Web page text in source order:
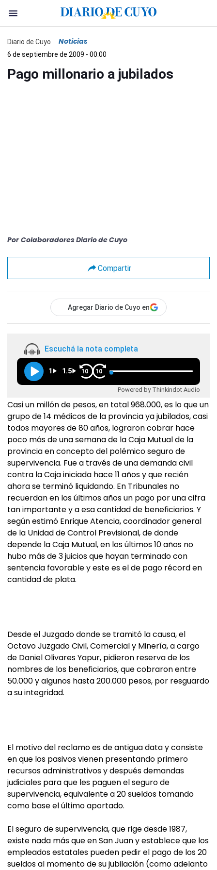
Diario de Cuyo Noticias
6 de septiembre de 2009 - 00:00
Pago millonario a jubilados
Por Colaboradores Diario de Cuyo
Compartir
Agregar Diario de Cuyo en
Escuchá la nota completa
1 1.5 10 10
Powered by Thinkindot Audio
Casi un millón de pesos, en total 968.000, es lo que un
grupo de 14 médicos de la provincia ya jubilados, casi
todos mayores de 80 años, lograron cobrar hace
poco más de una semana de la Caja Mutual de la
provincia en concepto del polémico seguro de
supervivencia. Fue a través de una demanda civil
contra la Caja iniciada hace 11 años y que recién
ahora se terminó liquidando. En Tribunales no
recuerdan en los últimos años un pago por una cifra
tan importante y a esa cantidad de beneficiarios. Y
según estimó Enrique Atencia, coordinador general
de la Unidad de Control Previsional, de donde
depende la Caja Mutual, en los últimos 10 años no
hubo más de 3 juicios que hayan terminado con
sentencia favorable y este es el de pago récord en
cantidad de plata.
Desde el Juzgado donde se tramitó la causa, el
Octavo Juzgado Civil, Comercial y Minería, a cargo
de Daniel Olivares Yapur, pidieron reserva de los
nombres de los beneficiarios, que cobraron entre
50.000 y algunos hasta 200.000 pesos, por resguardo
a su integridad.
El motivo del reclamo es de antigua data y consiste
en que los pasivos vienen presentando primero
recursos administrativos y después demandas
judiciales para que les paguen el seguro de
supervivencia, equivalente a 20 sueldos tomando
como base el último aportado.
El seguro de supervivencia, que rige desde 1987,
existe nada más que en San Juan y establece que los
empleados estatales pueden pedir el pago de los 20
sueldos al momento de su jubilación (como adelanto